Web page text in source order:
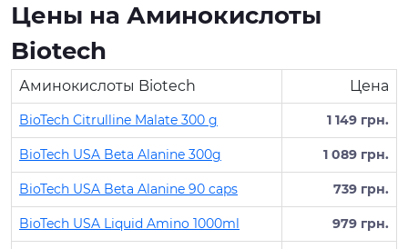
Цены на Аминокислоты
Biotech
Аминокислоты Biotech Цена
BioTech Citrulline Malate 300 g 1 149 грн.
BioTech USA Beta Alanine 300g 1 089 грн.
BioTech USA Beta Alanine 90 caps 739 грн.
BioTech USA Liquid Amino 1000ml 979 грн.